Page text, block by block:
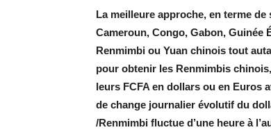
La meilleure approche, en terme
Cameroun, Congo, Gabon, Guinée
Renmimbi ou Yuan chinois tout
pour obtenir les Renmimbis
leurs FCFA en dollars ou en Euros
de change journalier évolutif du
/Renmimbi fluctue d’une heure à